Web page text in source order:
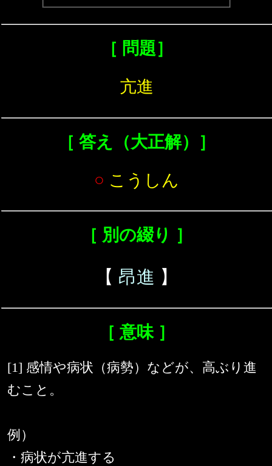
［ 問題］
亢進
［ 答え（大正解）］
○ こうしん
［ 別の綴り ］
【 昂進 】
［ 意味 ］
[1] 感情や病状（病勢）などが、高ぶり進
むこと。
例）
・病状が亢進する